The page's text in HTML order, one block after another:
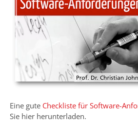
Eine gute Checkliste für Software-
Sie hier herunterladen.